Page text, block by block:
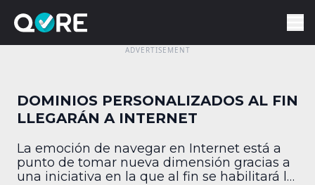
DOMINIOS PERSONALIZADOS AL FIN
LLEGARÁN A INTERNET
La emoción de navegar en Internet está a
punto de tomar nueva dimensión gracias a
una iniciativa en la que al fin se habilitará la